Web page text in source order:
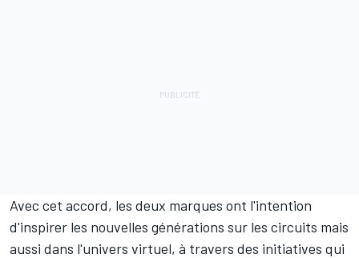
Avec cet accord, les deux marques ont l'intention
d'inspirer les nouvelles générations sur les circuits mais
aussi dans l'univers virtuel, à travers des initiatives qui